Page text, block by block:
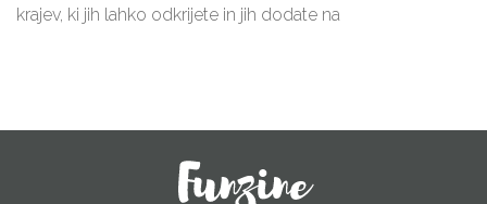
krajev, ki jih lahko odkrijete in jih dodate na